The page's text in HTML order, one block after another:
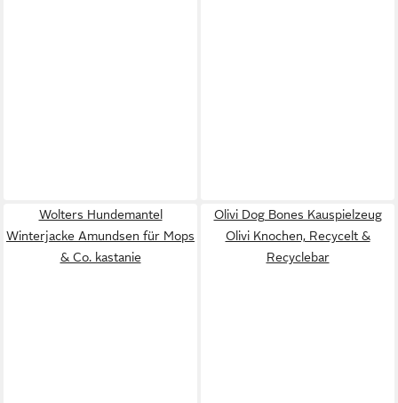
Wolters Hundemantel
Winterjacke Amundsen für Mops
& Co. kastanie
Olivi Dog Bones Kauspielzeug
Olivi Knochen, Recycelt &
Recyclebar